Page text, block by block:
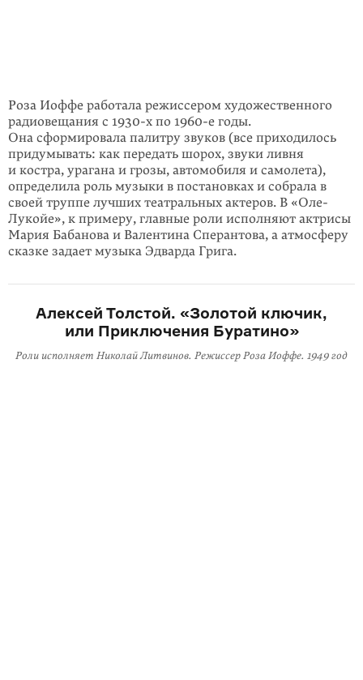
Роза Иоффе работала режиссером художественного
радиовещания с 1930-х по 1960-е годы.
Она сформировала палитру звуков (все приходилось
придумы­вать: как передать шорох, звуки ливня
и костра, урагана и грозы, автомобиля и самолета),
определила роль музыки в постановках и собрала в
своей труппе лучших театральных актеров. В «Оле-
Лукойе», к примеру, главные роли исполняют актрисы
Мария Бабанова и Валентина Сперантова, а атмосферу
сказке задает музыка Эдварда Грига.
Алексей Толстой. «Золотой ключик,
или Приключения Буратино»
Роли исполняет Николай Литвинов. Режиссер Роза Иоффе. 1949 год